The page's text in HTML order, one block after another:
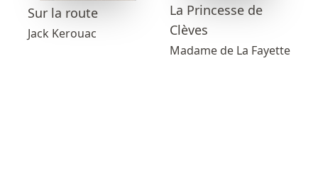
Sur la route
Jack Kerouac
La Princesse de
Clèves
Madame de La Fayette